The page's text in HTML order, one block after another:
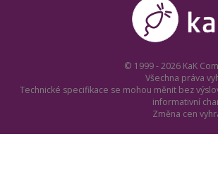
© 1999 - 2026 KaK
Všechna práva
Technické specifikace se mohou měnit bez
informativní
Změna cen